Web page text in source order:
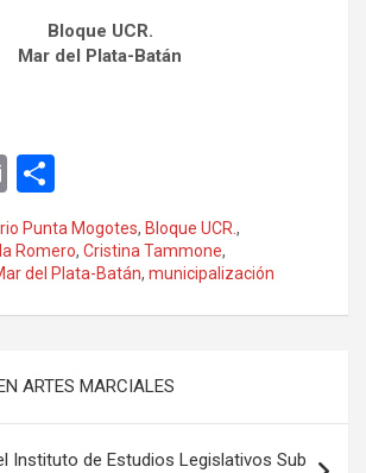
Bloque UCR.
Mar del Plata-Batán
E
m
ail
o
m
p
ar
Punta Mogotes, Bloque UCR. ,
Romero, Cristina Tammone,
del Plata-Batán, municipalización
ARTES MARCIALES
Instituto de Estudios Legislativos Sub